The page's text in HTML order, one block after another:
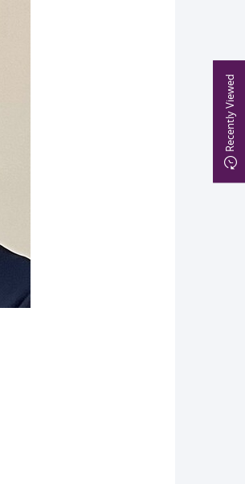
Recently Viewed